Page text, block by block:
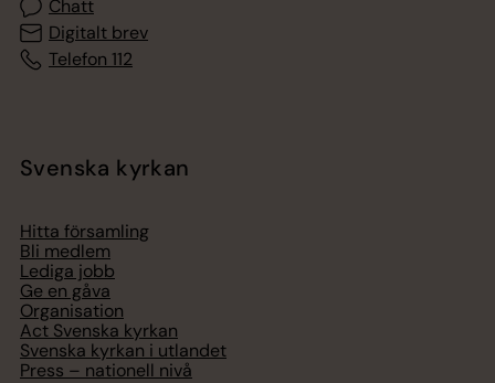
Chatt
Digitalt brev
Telefon 112
Svenska kyrkan
Hitta församling
Bli medlem
Lediga jobb
Ge en gåva
Organisation
Act Svenska kyrkan
Svenska kyrkan i utlandet
Press – nationell nivå